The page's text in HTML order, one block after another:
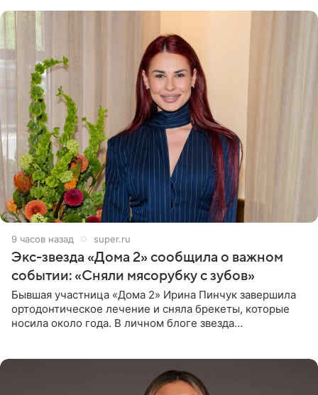
9 часов назад super.ru
Экс-звезда «Дома 2» сообщила о важном
событии: «Сняли мясорубку с зубов»
Бывшая участница «Дома 2» Ирина Пинчук завершила
ортодонтическое лечение и сняла брекеты, которые
носила около года. В личном блоге звезда